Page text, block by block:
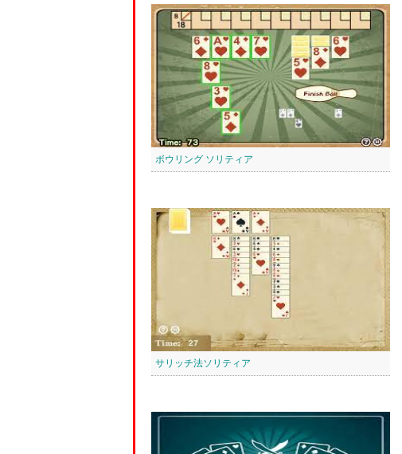
ボウリング ソリティア
サリッチ法ソリティア